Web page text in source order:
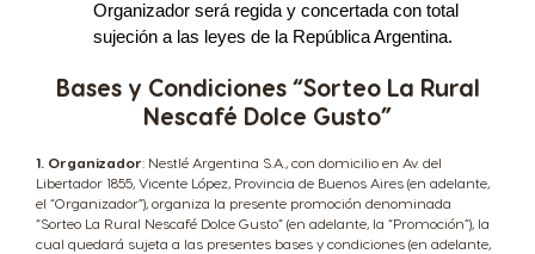
Organizador será regida y concertada con total
sujeción a las leyes de la República Argentina.
Bases y Condiciones “Sorteo La Rural
Nescafé Dolce Gusto”
1. Organizador: Nestlé Argentina S.A., con domicilio en Av. del
Libertador 1855, Vicente López, Provincia de Buenos Aires (en adelante,
el “Organizador”), organiza la presente promoción denominada
“Sorteo La Rural Nescafé Dolce Gusto” (en adelante, la “Promoción”), la
cual quedará sujeta a las presentes bases y condiciones (en adelante,